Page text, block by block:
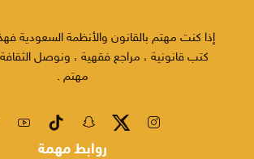
إذا كنت مهتم بالقانون والأنظمة السعودية
كتب قانونية ، مراجع فقهية ، ونوصل الثقافة
مهتم .
روابط مهمة